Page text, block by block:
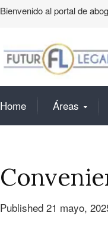
Bienvenido al portal de
Home Áreas
Published 21 mayo,